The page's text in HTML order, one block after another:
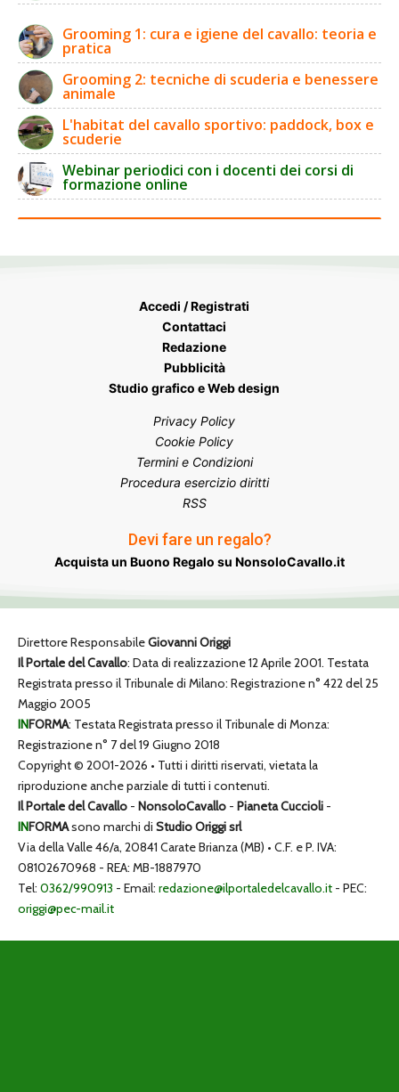
Grooming 1: cura e igiene del cavallo: teoria e
pratica
Grooming 2: tecniche di scuderia e benessere
animale
L'habitat del cavallo sportivo: paddock, box e
scuderie
Webinar periodici con i docenti dei corsi di
formazione online
Accedi / Registrati
Contattaci
Redazione
Pubblicità
Studio grafico e Web design
Privacy Policy
Cookie Policy
Termini e Condizioni
Procedura esercizio diritti
RSS
Devi fare un regalo?
Acquista un Buono Regalo su NonsoloCavallo.it
Direttore ResponsabileGiovanni Origgi
Il Portale del Cavallo: Data di realizzazione 12 Aprile 2001. Testata
Registrata presso il Tribunale di Milano: Registrazione n° 422 del 25
Maggio 2005
INFORMA: Testata Registrata presso il Tribunale di Monza:
Registrazione n° 7 del 19 Giugno 2018
Copyright © 2001-2026 • Tutti i diritti riservati, vietata la
riproduzione anche parziale di tutti i contenuti.
Il Portale del Cavallo - NonsoloCavallo - Pianeta Cuccioli -
INFORMAsono marchi di Studio Origgi srl
Via della Valle 46/a, 20841 Carate Brianza (MB) • C.F. e P. IVA:
08102670968 - REA: MB-1887970
Tel: 0362/990913 - Email: redazione@ilportaledelcavallo.it - PEC:
origgi@pec-mail.it